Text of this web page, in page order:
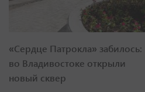
«Сердце Патрокла» забилось:
во Владивостоке открыли
новый сквер